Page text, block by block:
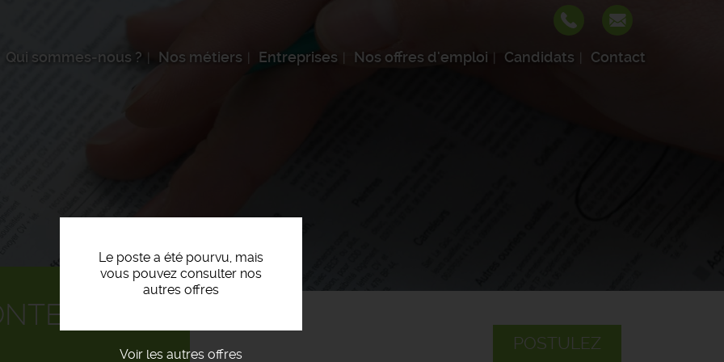
Qui sommes-nous ? Nos métiers Entreprises Nos offres d'emploi Candidats Contact
Le poste a été pourvu, mais
vous pouvez consulter nos
autres offres
Voir les autres offres
POSTULEZ
F/H